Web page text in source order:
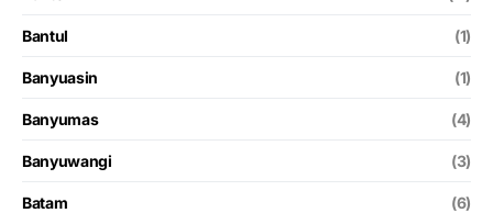
Bantul (1)
Banyuasin (1)
Banyumas (4)
Banyuwangi (3)
Batam (6)